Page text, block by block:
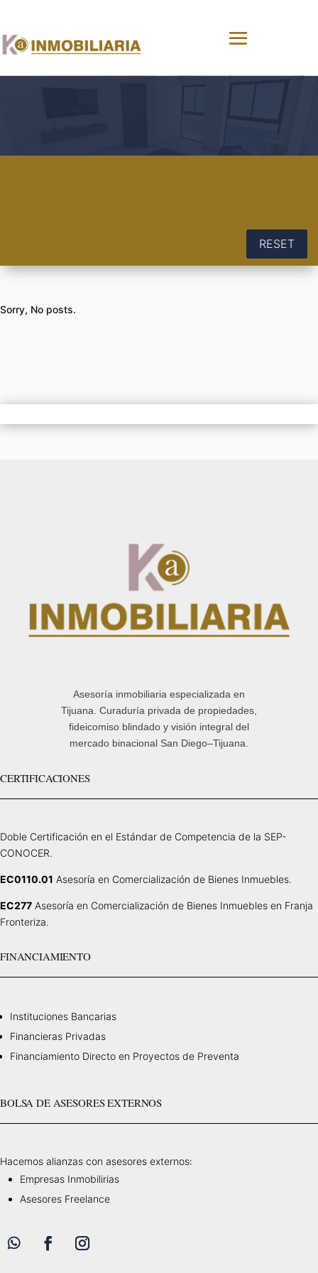
RESET
Sorry, No posts.
Asesoría inmobiliaria especializada en
Tijuana. Curaduría privada de propiedades,
fideicomiso blindado y visión integral del
mercado binacional San Diego–Tijuana.
CERTIFICACIONES
Doble Certificación en el Estándar de Competencia de la SEP-
CONOCER.
EC0110.01 Asesoría en Comercialización de Bienes Inmuebles.
EC277 Asesoría en Comercialización de Bienes Inmuebles en Franja
Fronteriza.
FINANCIAMIENTO
Instituciones Bancarias
Financieras Privadas
Financiamiento Directo en Proyectos de Preventa
BOLSA DE ASESORES EXTERNOS
Hacemos alianzas con asesores externos:
Empresas Inmobilirias
Asesores Freelance